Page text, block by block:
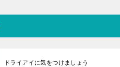
ドライアイに気をつけましょう